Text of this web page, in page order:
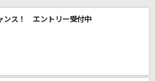
ンス！ エントリー受付中